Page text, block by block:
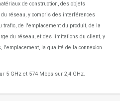
de construction, des objets
réseau, y compris des interférences
trafic, de l'emplacement du produit, de la
du réseau, et des limitations du client, y
la qualité de la connexion
5 GHz et 574 Mbps sur 2,4 GHz.